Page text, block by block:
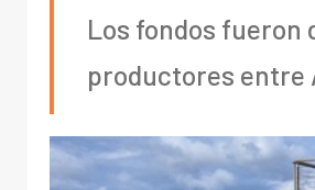
Los fondos fueron
productores entre